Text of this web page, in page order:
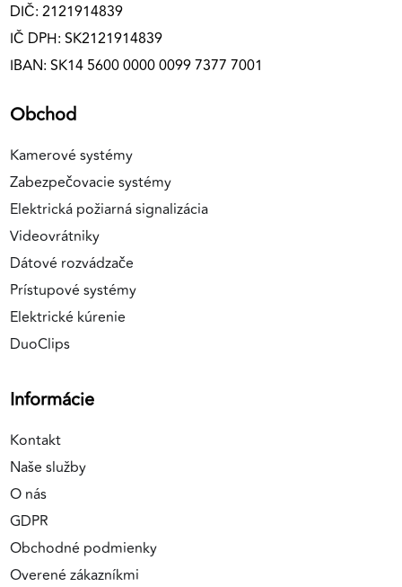
DIČ: 2121914839
IČ DPH: SK2121914839
IBAN: SK14 5600 0000 0099 7377 7001
Obchod
Kamerové systémy
Zabezpečovacie systémy
Elektrická požiarná signalizácia
Videovrátniky
Dátové rozvádzače
Prístupové systémy
Elektrické kúrenie
DuoClips
Informácie
Kontakt
Naše služby
O nás
GDPR
Obchodné podmienky
Overené zákazníkmi